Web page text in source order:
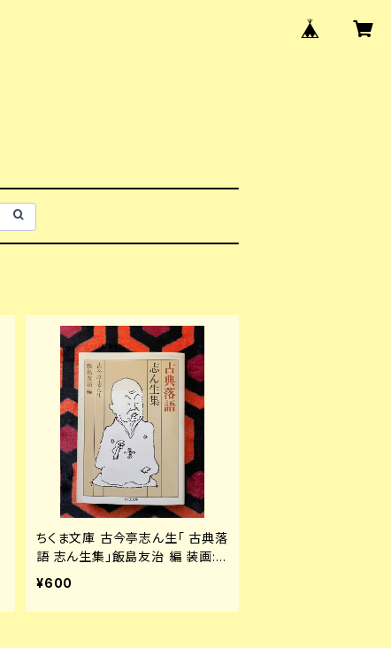
ちくま文庫 古今亭志ん生「 古典落
語 志ん生集」飯島友治 編 装画:
和田誠 筑摩書房
¥600